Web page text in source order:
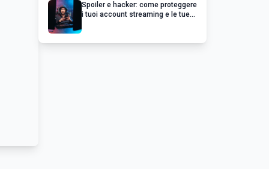
Spoiler e hacker: come proteggere
i tuoi account streaming e le tue